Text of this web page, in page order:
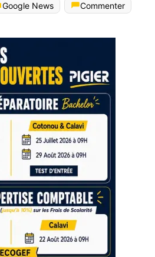
Google News
Commenter